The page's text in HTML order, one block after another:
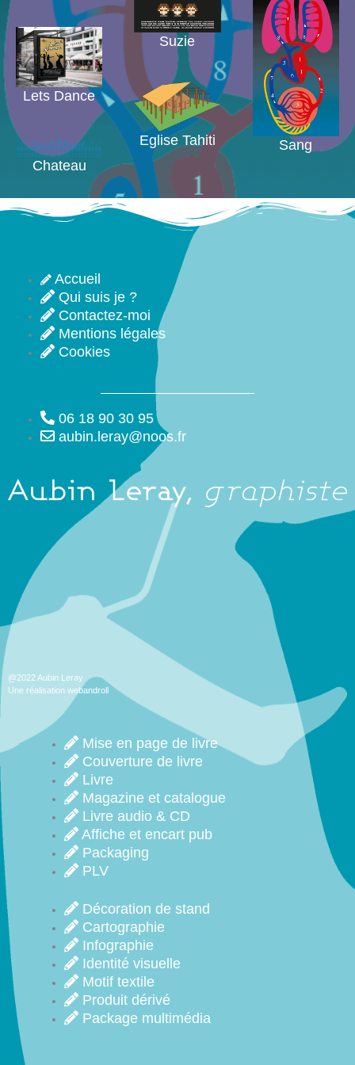
Suzie
Sang
Lets Dance
Eglise Tahiti
Chateau
Accueil
Qui suis je ?
Contactez-moi
Mentions légales
Cookies
06 18 90 30 95
aubin.leray@noos.fr
@2022 Aubin Leray
Une réalisation webandroll
Mise en page de livre
Couverture de livre
Livre
Magazine et catalogue
Livre audio & CD
Affiche et encart pub
Packaging
PLV
Décoration de stand
Cartographie
Infographie
Identité visuelle
Motif textile
Produit dérivé
Package multimédia